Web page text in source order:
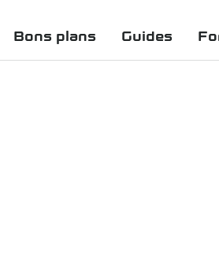
Bons plans Guides